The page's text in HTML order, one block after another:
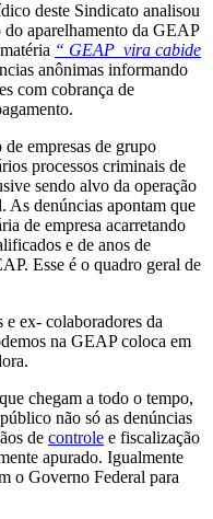
deste Sindicato analisou
do aparelhamento da GEAP
“ GEAP vira cabide
anônimas informando
com cobrança de
empresas de grupo
processos criminais de
sendo alvo da operação
denúncias apontam que
de empresa acarretando
e de anos de
Esse é o quadro geral de
e ex- colaboradores da
na GEAP coloca em
chegam a todo o tempo,
não só as denúncias
de controle e fiscalização
apurado. Igualmente
o Governo Federal para